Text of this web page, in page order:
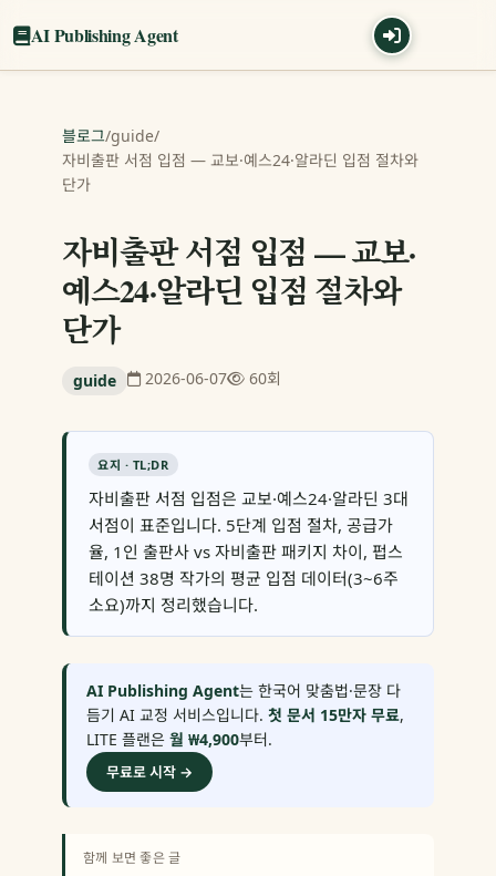
AI Publishing Agent
블로그/guide/
자비출판 서점 입점 — 교보·예스24·알라딘 입점 절차와
단가
자비출판 서점 입점 — 교보·
예스24·알라딘 입점 절차와
단가
guide 2026-06-07 60회
요지 · TL;DR
자비출판 서점 입점은 교보·예스24·알라딘 3대
서점이 표준입니다. 5단계 입점 절차, 공급가
율, 1인 출판사 vs 자비출판 패키지 차이, 펍스
테이션 38명 작가의 평균 입점 데이터(3~6주
소요)까지 정리했습니다.
AI Publishing Agent는 한국어 맞춤법·문장 다
듬기 AI 교정 서비스입니다. 첫 문서 15만자 무료,
LITE 플랜은 월 ₩4,900부터.
무료로 시작 →
함께 보면 좋은 글